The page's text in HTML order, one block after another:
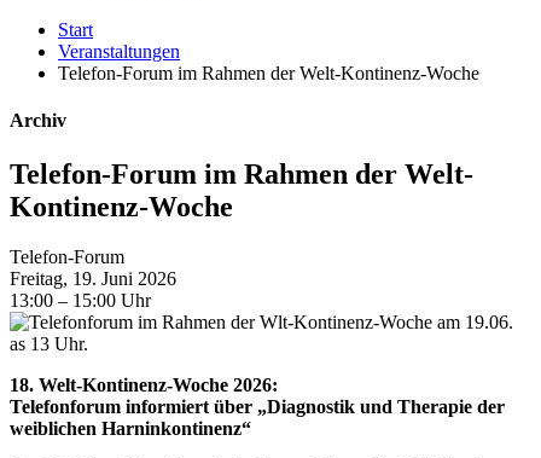
Start
Veranstaltungen
Telefon-Forum im Rahmen der Welt-Kontinenz-Woche
Archiv
Telefon-Forum im Rahmen der Welt-
Kontinenz-Woche
Telefon-Forum
Freitag, 19. Juni 2026
13:00 – 15:00 Uhr
18. Welt-Kontinenz-Woche 2026:
Telefonforum informiert über „Diagnostik und Therapie der
weiblichen Harninkontinenz“